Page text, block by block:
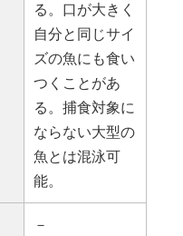
る。口が大きく
自分と同じサイ
ズの魚にも食い
つくことがあ
る。捕食対象に
ならない大型の
魚とは混泳可
能。
－